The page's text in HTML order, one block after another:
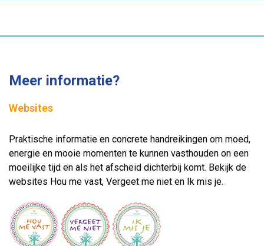
Meer informatie?
Websites
Praktische informatie en concrete handreikingen om moed,
energie en mooie momenten te kunnen vasthouden on een
moeilijke tijd en als het afscheid dichterbij komt. Bekijk de
websites Hou me vast, Vergeet me niet en Ik mis je.